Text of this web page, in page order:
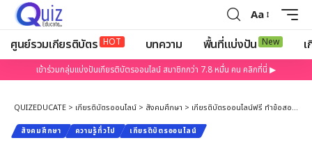
Aa
ศูนย์รวมเกียรติบัตร HOT บทความ พื้นที่แบ่งปัน New
เข้าร่วมกลุ่มแบ่งปันเกียรติบัตรออนไลน์ สมาชิกกว่า 7.8 หมื่น คน คลิกที่นี่ ▶
QUIZEDUCATE > เกียรติบัตรออนไลน์ > สังคมศึกษา > เกียรติบัตรออนไลน์ฟรี ทำข้อสอบวัดระดับความรู้ เรื่อง วันเฉลิมพระชนมพรรษาสมเด็จพระนางเจ้าสุทิดา พัชรสุธาพิมลลักษณ พระบรมราชินี ประจำปี 2569 สกร.อำเภอเขาค้อ
สังคมศึกษา ความรู้ทั่วไป เกียรติบัตรออนไลน์